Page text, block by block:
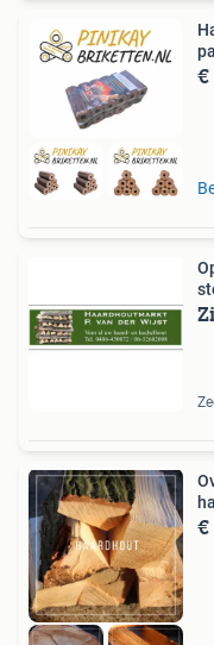
€
€